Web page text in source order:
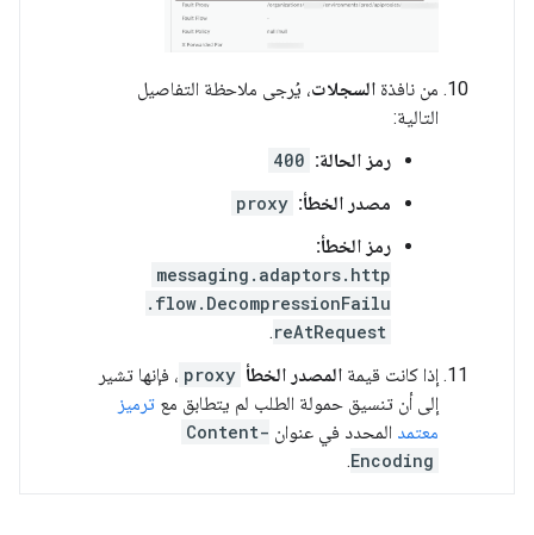
من نافذة السجلات، يُرجى ملاحظة التفاصيل
التالية:
رمز الحالة: 400
مصدر الخطأ: proxy
رمز الخطأ:
messaging.adaptors.http
.flow.DecompressionFailu
reAtRequest
.
إذا كانت قيمة المصدر الخطأ proxy ، فإنها تشير
إلى أن تنسيق حمولة الطلب لم يتطابق مع ترميز
معتمد المحدد في عنوان Content-
Encoding
.